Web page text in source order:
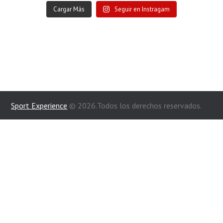
Cargar Más Seguir en Instragam
Sport Experience © 2026.Todos los derechos reservados.